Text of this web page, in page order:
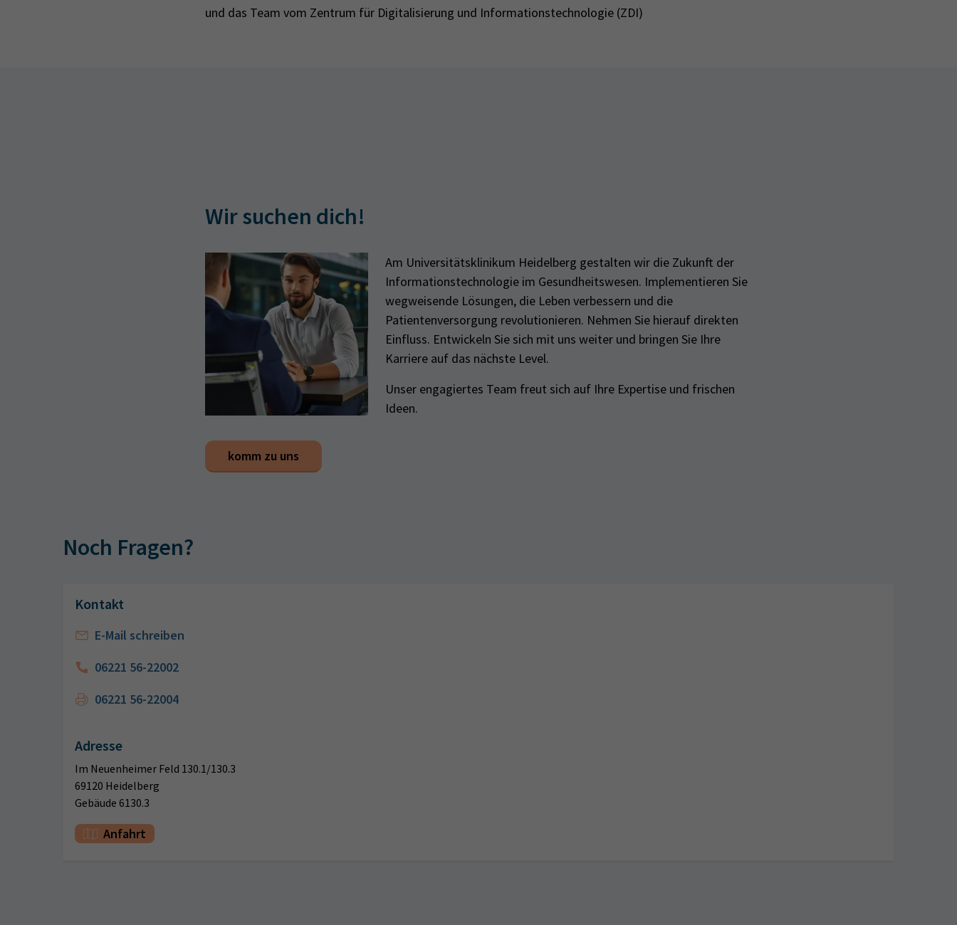
und das Team vom Zentrum für Digitalisierung und Informationstechnologie (ZDI)
Wir suchen dich!
Am Universitätsklinikum Heidelberg gestalten wir die Zukunft der
Informationstechnologie im Gesundheitswesen. Implementieren Sie
wegweisende Lösungen, die Leben verbessern und die
Patientenversorgung revolutionieren. Nehmen Sie hierauf direkten
Einfluss. Entwickeln Sie sich mit uns weiter und bringen Sie Ihre
Karriere auf das nächste Level.
Unser engagiertes Team freut sich auf Ihre Expertise und frischen
Ideen.
komm zu uns
Noch Fragen?
Kontakt
E-Mail schreiben
06221 56-22002
06221 56-22004
Adresse
Im Neuenheimer Feld 130.1/130.3
69120 Heidelberg
Gebäude 6130.3
Anfahrt